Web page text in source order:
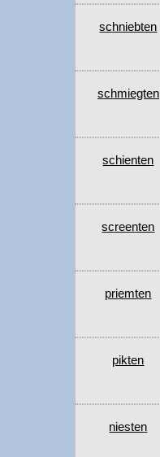
schniebten
schmiegten
schienten
screenten
priemten
pikten
niesten